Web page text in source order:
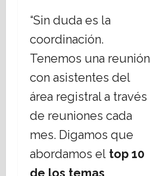
“Sin duda es la
coordinación.
Tenemos una reunión
con asistentes del
área registral a través
de reuniones cada
mes. Digamos que
abordamos el top 10
de los temas